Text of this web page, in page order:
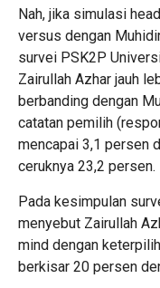
Nah, jika simulasi
versus dengan
survei PSK2P
Zairullah Azhar jauh
berbanding dengan
catatan pemilih
mencapai 3,1 persen
ceruknya 23,2 persen.
Pada kesimpulan
menyebut Zairullah
mind dengan
berkisar 20 persen